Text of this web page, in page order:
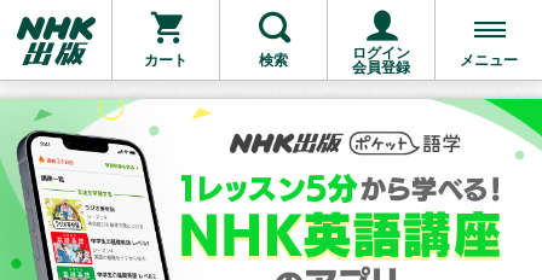
カート 検索
ログイン
会員登録
メニュー